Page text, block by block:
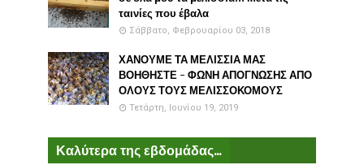
ταινίες που έβαλα
Σάββατο, Φεβρουαρίου 03, 2018
ΧΑΝΟΥΜΕ ΤΑ ΜΕΛΙΣΣΙΑ ΜΑΣ
ΒΟΗΘΗΣΤΕ - ΦΩΝΗ ΑΠΟΓΝΩΣΗΣ ΑΠΟ
ΟΛΟΥΣ ΤΟΥΣ ΜΕΛΙΣΣΟΚΟΜΟΥΣ
Τετάρτη, Ιουνίου 19, 2019
Καλύτερα της εβδομάδας...